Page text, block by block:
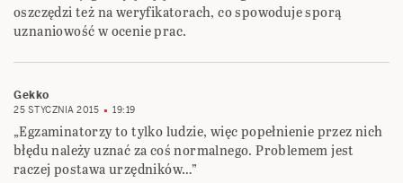
oszczędzi też na weryfikatorach, co spowoduje sporą
uznaniowość w ocenie prac.
Gekko
25 STYCZNIA 2015 19:19
„Egzaminatorzy to tylko ludzie, więc popełnienie przez nich
błędu należy uznać za coś normalnego. Problemem jest
raczej postawa urzędników…”